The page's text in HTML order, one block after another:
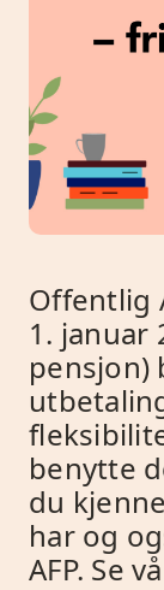
Offentlig
1. januar
pensjon)
benytte
du
har og
AFP. Se